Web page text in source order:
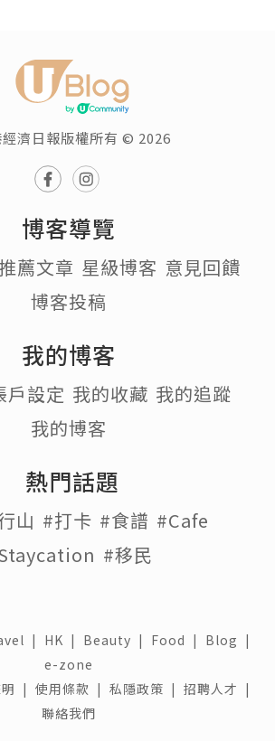
濟日報版權所有 © 2026
博客導覽
推薦文章 星級博客 意見回饋
博客投稿
我的博客
戶設定 我的收藏 我的追蹤
我的博客
熱門話題
山 #打卡 #食譜 #Cafe
#移民
| HK | Beauty | Food | Blog |
e-zone
明 | 使用條款 | 私隱政策 | 招聘人才 |
聯絡我們